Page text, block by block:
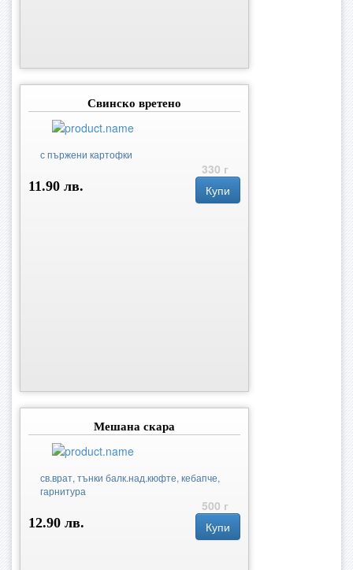
Свинско вретено
с пържени картофки
330 г
11.90 лв.
Купи
Мешана скара
св.врат, тънки балк.над.кюфте, кебапче,
гарнитура
500 г
12.90 лв.
Купи